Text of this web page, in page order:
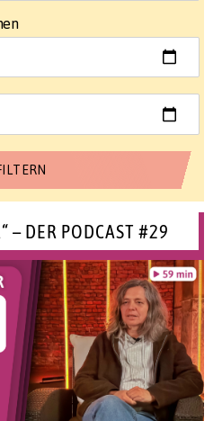
– DER PODCAST #29